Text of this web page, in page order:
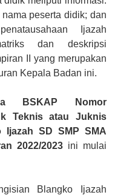
peserta didik; dan
Ijazah
dan deskripsi
II yang merupakan
Kepala Badan ini.
BSKAP Nomor
Teknis atau Juknis
Ijazah SD SMP SMA
2022/2023 ini mulai
Blangko Ijazah